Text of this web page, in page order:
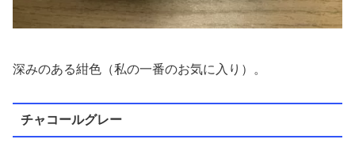
深みのある紺色（私の一番のお気に入り）。
チャコールグレー